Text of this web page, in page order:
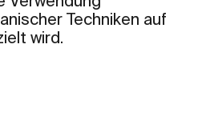
Techniken auf
wird.